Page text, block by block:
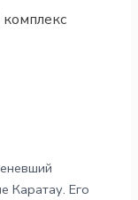
Каратау. Его